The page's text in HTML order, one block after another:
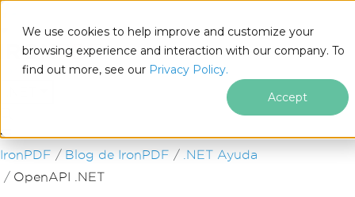
We use cookies to help improve and customize your
browsing experience and interaction with our company. To
find out more, see our Privacy Policy.
Accept
Saltar al pie de página
IronPDF Blog de IronPDF
.NET Ayuda
OpenAPI .NET